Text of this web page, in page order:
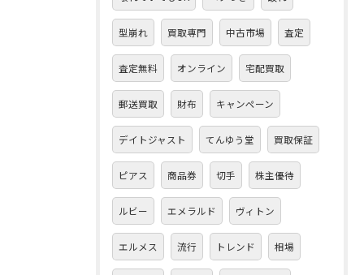
型崩れ 買取専門 中古市場 査定
査定無料 オンライン 宅配買取
郵送買取 財布 キャンペーン
デイトジャスト てんゆう堂 買取保証
ピアス 商品券 切手 株主優待
ルビー エメラルド ヴィトン
エルメス 流行 トレンド 相場